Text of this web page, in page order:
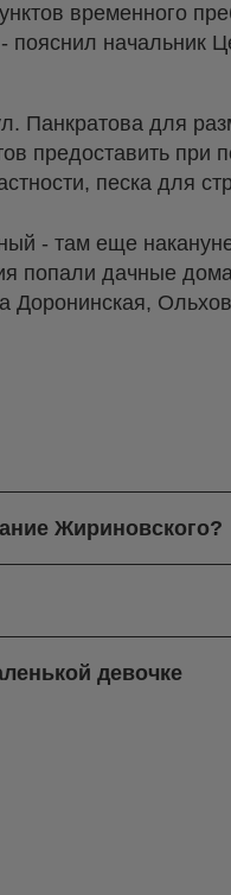
временного
пояснил начальник
Панкратова для
предоставить при
песка для
- там еще
попали дачные
Доронинская,
Жириновского?
девочке